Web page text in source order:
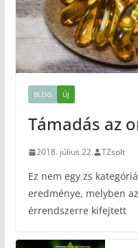
BLOG ÚJ
Támadás az
2018. július 22. TZsolt
Ez nem egy zs
eredménye, melyben
érrendszerre kifejtett